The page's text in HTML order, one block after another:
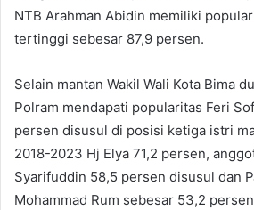
NTB Arahman Abidin memiliki
tertinggi sebesar 87,9 persen.
Selain mantan Wakil Wali Kota Bima
Polram mendapati popularitas Feri
persen disusul di posisi ketiga istri
2018-2023 Hj Elya 71,2 persen,
Syarifuddin 58,5 persen disusul dan
Mohammad Rum sebesar 53,2